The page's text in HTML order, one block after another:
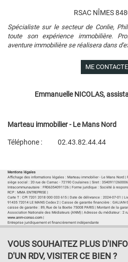
RSAC NÎMES
Spécialiste sur le secteur de Conlie,
toute son expérience immobilière.
aventure immobilière se réalisera dans
ME
Emmanuelle NICOLAS,
Marteau immobilier - Le Mans Nord
Téléphone :
02.43.82.44.44
Mentions légales
Affichage des informations légales : Marteau immobilier - Le Mans Nord |
siège social : 20 rue de Carnac - 72190 Coulaines | Siret :
Intracommunautaire : FR06354091126 | Forme juridique : Société à
RCP : MMA ENTREPRISE |
Carte T : CPI 7201 2018 000 033 615 | Date de délivrance : 2024-07-01 |
91435 72014 LE MANS Cedex 2 | Caisse de garantie financière :
caisse de garantie : 89, Rue de la Boetie 75008 PARIS | Montant de la
Association Nationale des Médiateurs (ANM) | Adresse du médiateur : 2
www.anm-conso.com
Entreprise juridiquement et financièrement indépendante
VOUS SOUHAITEZ PLUS
D'UN RDV, VISITER CE BIEN ?